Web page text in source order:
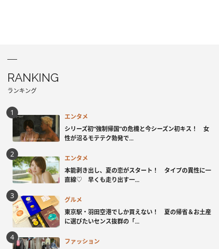
RANKING
ランキング
エンタメ
シリーズ初“強制帰国”の危機と今シーズン初キス！ 女
性が沼るモテテク勃発で...
エンタメ
本能剥き出し、夏の恋がスタート！ タイプの異性に一
直線♡ 早くも走り出す一...
グルメ
東京駅・羽田空港でしか買えない！ 夏の帰省＆お土産
に選びたいセンス抜群の「...
ファッション